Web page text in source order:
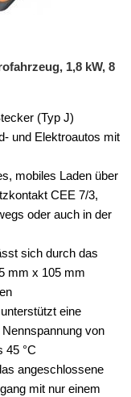
1,8 kW, 8
(Typ J)
und Elektroautos mit
mobiles Laden über
CEE 7/3,
oder auch in der
sich durch das
mm x 105 mm
eine
von
45 °C
angeschlossene
mit nur einem